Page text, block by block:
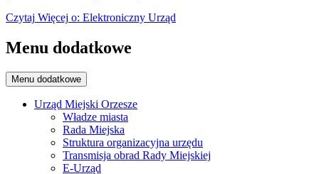
Czytaj Więcej o: Elektroniczny Urząd
Menu dodatkowe
Menu dodatkowe
Urząd Miejski Orzesze
Władze miasta
Rada Miejska
Struktura organizacyjna urzędu
Transmisja obrad Rady Miejskiej
E-Urząd